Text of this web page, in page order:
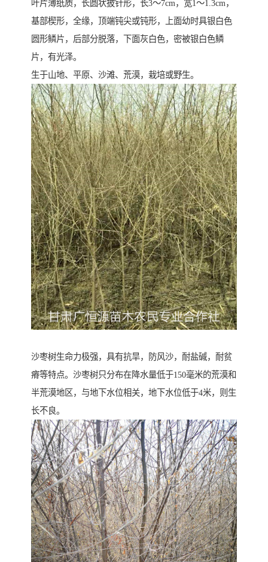
叶片薄纸质，长圆状披针形，长3～7cm，宽1～1.3cm，
基部楔形，全缘，顶端钝尖或钝形，上面幼时具银白色
圆形鳞片，后部分脱落，下面灰白色，密被银白色鳞
片，有光泽。
生于山地、平原、沙滩、荒漠，栽培或野生。
沙枣树生命力极强，具有抗旱，防风沙，耐盐碱，耐贫
瘠等特点。沙枣树只分布在降水量低于150毫米的荒漠和
半荒漠地区，与地下水位相关，地下水位低于4米，则生
长不良。